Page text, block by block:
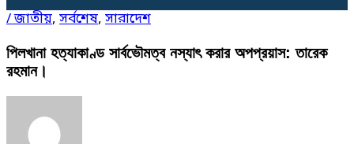
/জাতীয়, সর্বশেষ, সারাদেশ
পিলখানা হত্যাকাণ্ড সার্বভৌমত্ব নস্যাৎ করার অপপ্রয়াস: তারেক
রহমান।